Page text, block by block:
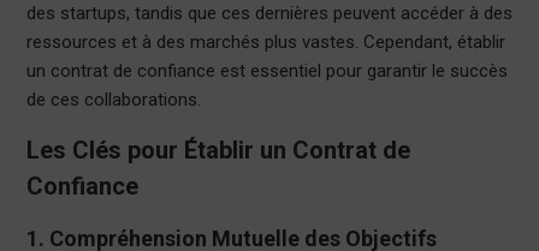
des startups, tandis que ces dernières peuvent accéder à des
ressources et à des marchés plus vastes. Cependant, établir
un contrat de confiance est essentiel pour garantir le succès
de ces collaborations.
Les Clés pour Établir un Contrat de
Confiance
1. Compréhension Mutuelle des Objectifs